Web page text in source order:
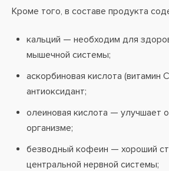
Кроме того, в составе продукта
кальций — необходим для
мышечной системы;
аскорбиновая кислота (витамин
антиоксидант;
олеиновая кислота — улучшает
организме;
безводный кофеин — хороший
центральной нервной системы;